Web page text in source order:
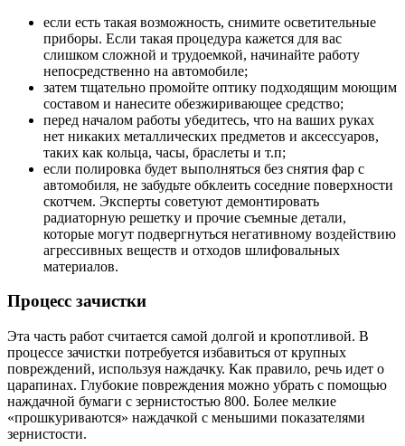
если есть такая возможность, снимите осветительные
приборы. Если такая процедура кажется для вас
слишком сложной и трудоемкой, начинайте работу
непосредственно на автомобиле;
затем тщательно промойте оптику подходящим моющим
составом и нанесите обезжиривающее средство;
перед началом работы убедитесь, что на ваших руках
нет никаких металлических предметов и аксессуаров,
таких как кольца, часы, браслеты и т.п;
если полировка будет выполняться без снятия фар с
автомобиля, не забудьте обклеить соседние поверхности
скотчем. Эксперты советуют демонтировать
радиаторную решетку и прочие съемные детали,
которые могут подвергнуться негативному воздействию
агрессивных веществ и отходов шлифовальных
материалов.
Процесс зачистки
Эта часть работ считается самой долгой и кропотливой. В
процессе зачистки потребуется избавиться от крупных
повреждений, используя наждачку. Как правило, речь идет о
царапинах. Глубокие повреждения можно убрать с помощью
наждачной бумаги с зернистостью 800. Более мелкие
«прошкуриваются» наждачкой с меньшими показателями
зернистости.